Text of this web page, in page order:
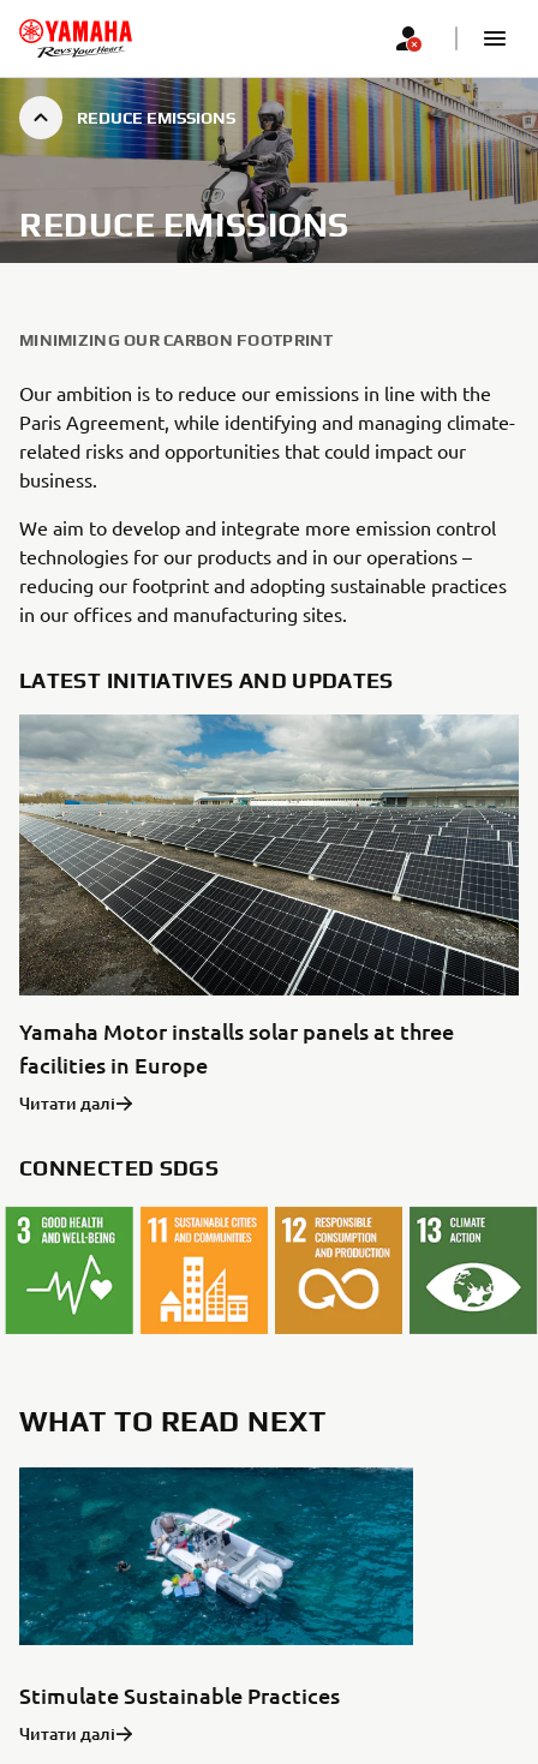
REDUCE EMISSIONS
REDUCE EMISSIONS
MINIMIZING OUR CARBON FOOTPRINT
Our ambition is to reduce our emissions in line with the
Paris Agreement, while identifying and managing climate-
related risks and opportunities that could impact our
business.
We aim to develop and integrate more emission control
technologies for our products and in our operations –
reducing our footprint and adopting sustainable practices
in our offices and manufacturing sites.
LATEST INITIATIVES AND UPDATES
Yamaha Motor installs solar panels at three
facilities in Europe
Читати далі
CONNECTED SDGS
WHAT TO READ NEXT
Stimulate Sustainable Practices
Читати далі